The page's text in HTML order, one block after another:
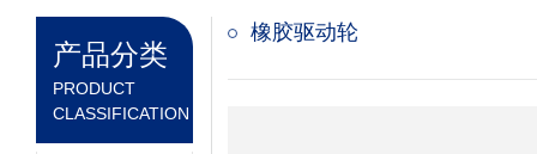
产品分类
PRODUCT
CLASSIFICATION
橡胶驱动轮